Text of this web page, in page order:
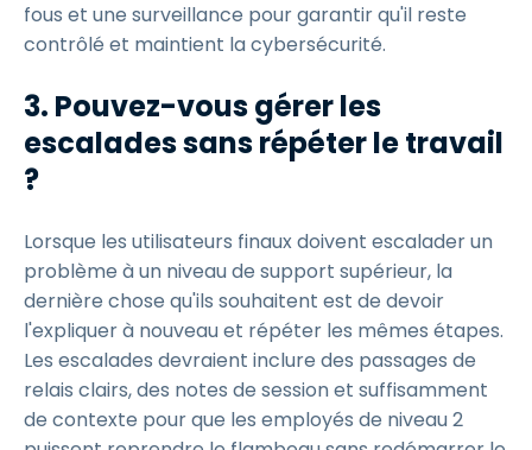
fous et une surveillance pour garantir qu'il reste
contrôlé et maintient la cybersécurité.
3. Pouvez-vous gérer les
escalades sans répéter le travail
?
Lorsque les utilisateurs finaux doivent escalader un
problème à un niveau de support supérieur, la
dernière chose qu'ils souhaitent est de devoir
l'expliquer à nouveau et répéter les mêmes étapes.
Les escalades devraient inclure des passages de
relais clairs, des notes de session et suffisamment
de contexte pour que les employés de niveau 2